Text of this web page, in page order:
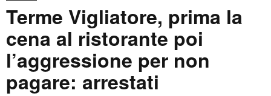
Terme Vigliatore, prima la
cena al ristorante poi
l’aggressione per non
pagare: arrestati